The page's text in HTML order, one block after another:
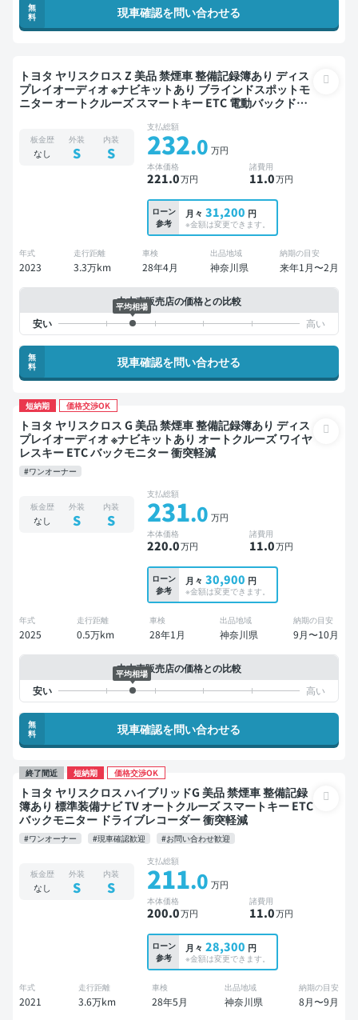
無
料
現車確認を問い合わせる
トヨタ ヤリスクロス Z 美品 禁煙車 整備記録簿あり ディス
プレイオーディオ ※ナビキットあり ブラインドスポットモ
ニター オートクルーズ スマートキー ETC 電動バックドア
板金歴
なし
外装
S
内装
S
支払総額
232.0 万円
本体価格
221.0万円
諸費用
11.0万円
ローン
参考
月々 31,200 円
※金額は変更できます。
年式
2023
走行距離
3.3万km
車検
28年4月
出品地域
神奈川県
納期の目安
来年1月〜2月
中古車販売店の価格との比較
平均相場
無
料
現車確認を問い合わせる
短納期 価格交渉OK
トヨタ ヤリスクロス G 美品 禁煙車 整備記録簿あり ディス
プレイオーディオ ※ナビキットあり オートクルーズ ワイヤ
レスキー ETC バックモニター 衝突軽減
#ワンオーナー
板金歴
なし
外装
S
内装
S
支払総額
231.0 万円
本体価格
220.0万円
諸費用
11.0万円
ローン
参考
月々 30,900 円
※金額は変更できます。
年式
2025
走行距離
0.5万km
車検
28年1月
出品地域
神奈川県
納期の目安
9月〜10月
中古車販売店の価格との比較
平均相場
無
料
現車確認を問い合わせる
終了間近 短納期 価格交渉OK
トヨタ ヤリスクロス ハイブリッドG 美品 禁煙車 整備記録
簿あり 標準装備ナビ TV オートクルーズ スマートキー ETC
バックモニター ドライブレコーダー 衝突軽減
#ワンオーナー #現車確認歓迎 #お問い合わせ歓迎
板金歴
なし
外装
S
内装
S
支払総額
211.0 万円
本体価格
200.0万円
諸費用
11.0万円
ローン
参考
月々 28,300 円
※金額は変更できます。
年式
2021
走行距離
3.6万km
車検
28年5月
出品地域
神奈川県
納期の目安
8月〜9月